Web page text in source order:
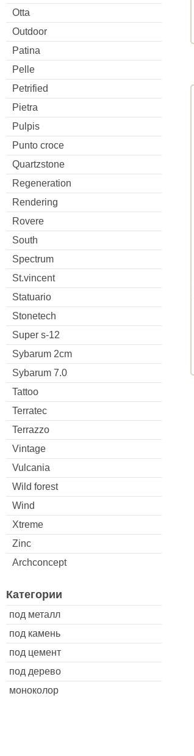
Otta
Outdoor
Patina
Pelle
Petrified
Pietra
Pulpis
Punto croce
Quartzstone
Regeneration
Rendering
Rovere
South
Spectrum
St.vincent
Statuario
Stonetech
Super s-12
Sybarum 2cm
Sybarum 7.0
Tattoo
Terratec
Terrazzo
Vintage
Vulcania
Wild forest
Wind
Xtreme
Zinc
Archconcept
Категории
под металл
под камень
под цемент
под дерево
моноколор